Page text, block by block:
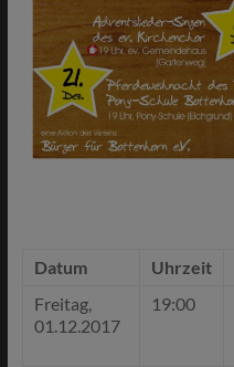
Datum Uhrzeit
Freitag,
01.12.2017
19:00